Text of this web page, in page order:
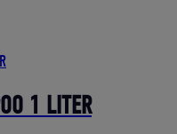
1 LITER